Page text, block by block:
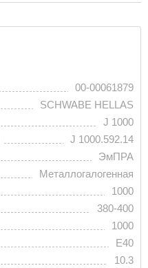
00-00061879
SCHWABE HELLAS
J 1000
J 1000.592.14
ЭмПРА
Металлогалогенная
1000
380-400
1000
E40
10.3